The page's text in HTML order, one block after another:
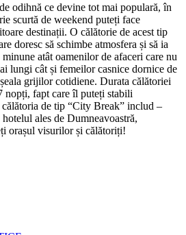
odihnă ce devine tot mai populară, în
scurtă de weekend puteți face
destinații. O călătorie de acest tip
doresc să schimbe atmosfera și să ia
atât oamenilor de afaceri care nu
lungi cât și femeilor casnice dornice de
grijilor cotidiene. Durata călătoriei
nopți, fapt care îl puteți stabili
de tip “City Break” includ –
ales de Dumneavoastră,
orașul visurilor și călătoriți!